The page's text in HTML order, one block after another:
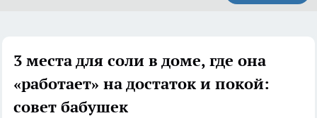
3 места для соли в доме, где она
«работает» на достаток и покой:
совет бабушек